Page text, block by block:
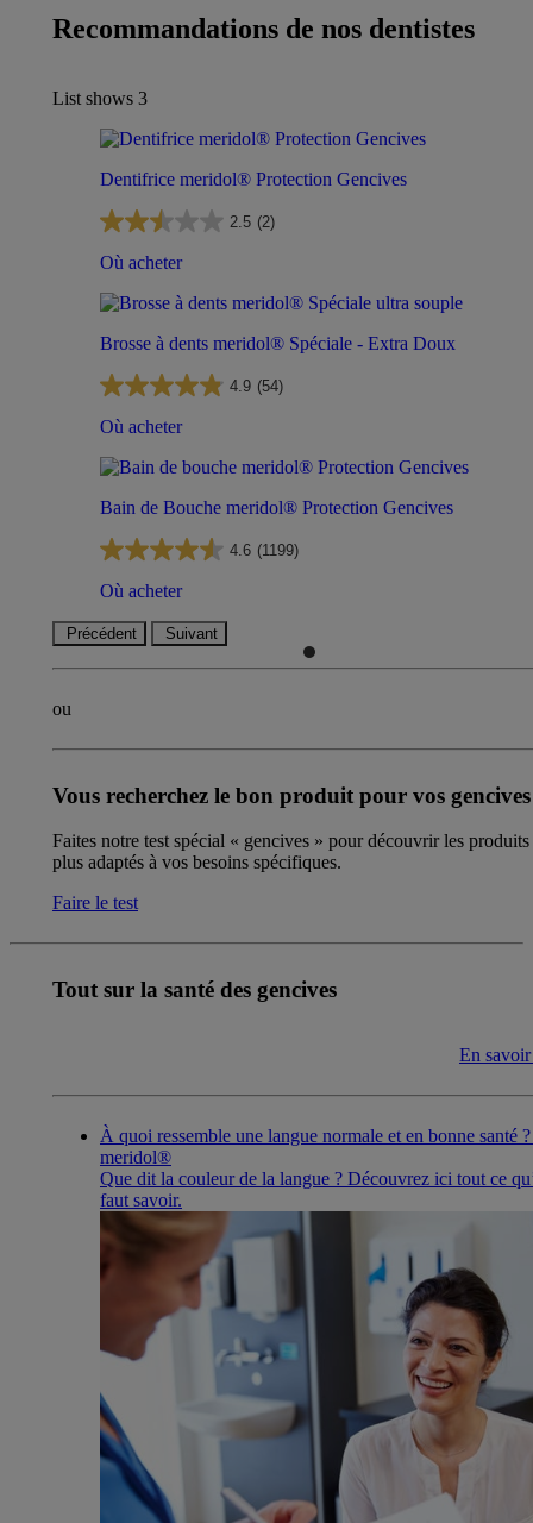
Recommandations de nos dentistes
List shows 3
Dentifrice meridol® Protection Gencives
2.5 (2)
Où acheter
Brosse à dents meridol® Spéciale - Extra Doux
4.9 (54)
Où acheter
Bain de Bouche meridol® Protection Gencives
4.6 (1199)
Où acheter
Précédent Suivant
ou
Vous recherchez le bon produit pour vos
Faites notre test spécial « gencives » pour découvrir les produits
plus adaptés à vos besoins spécifiques.
Faire le test
Tout sur la santé des gencives
En
À quoi ressemble une langue normale et en bonne santé
meridol®
Que dit la couleur de la langue ? Découvrez ici tout ce
faut savoir.